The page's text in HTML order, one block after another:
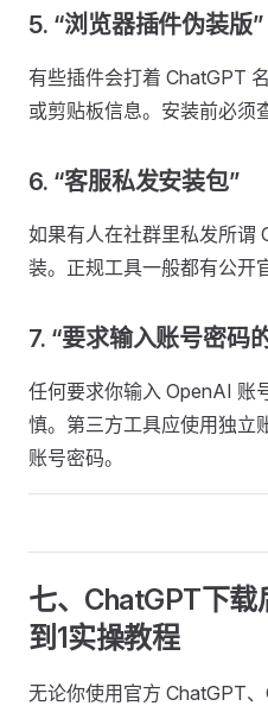
5. “浏览器插件伪装版”
有些插件会打着 ChatGPT
或剪贴板信息。安装前必须
6. “客服私发安装包”
如果有人在社群里私发所谓
装。正规工具一般都有公开
7. “要求输入账号密码
任何要求你输入 OpenAI 账
慎。第三方工具应使用独立
账号密码。
七、ChatGPT下
到1实操教程
无论你使用官方 ChatGPT